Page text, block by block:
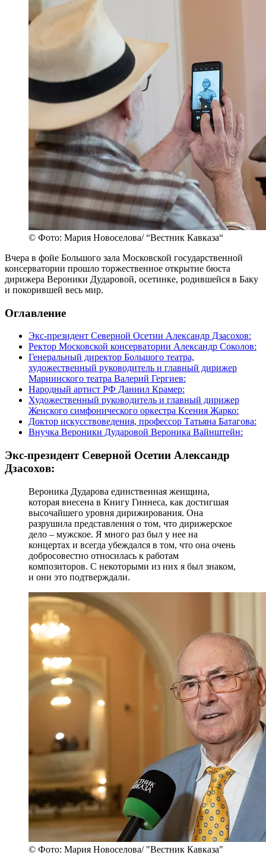
© Фото: Мария Новоселова/ “Вестник Кавказа“
Вчера в фойе Большого зала Московской государственной
консерватории прошло торжественное открытие бюста
дирижера Вероники Дударовой, осетинке, родившейся в Баку
и покорившей весь мир.
Оглавление
Экс-президент Северной Осетии Александр Дзасохов:
Ректор Московской консерватории Александр Соколов:
Генеральный директор Большого театра,
художественный руководитель и главный дирижер
Мариинского театра Валерий Гергиев:
Народный артист РФ Даниил Крамер:
Художественный руководитель и главный дирижер
Женского симфонического оркестра Ксения Жарко:
Доктор искусствоведения, профессор Татьяна Батагова:
Внучка Вероники Дударовой Вероника Вайнштейн:
Экс-президент Северной Осетии Александр
Дзасохов:
Вероника Дударова единственная женщина,
которая внесена в Книгу Гиннеса, как достигшая
высочайшего уровня дирижирования. Она
разрушила представления о том, что дирижерское
дело – мужское. Я много раз был у нее на
концертах и всегда убеждался в том, что она очень
добросовестно относилась к работам
композиторов. С некоторыми из них я был знаком,
и они это подтверждали.
© Фото: Мария Новоселова/ "Вестник Кавказа"